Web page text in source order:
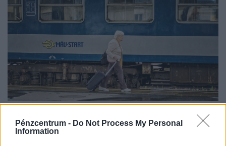
Pénzcentrum - Do Not Process My Personal
Information
bérlet- és vonatjegy visszaváltás, ezekben az
esetekben jár a visszatérítés késés esetén